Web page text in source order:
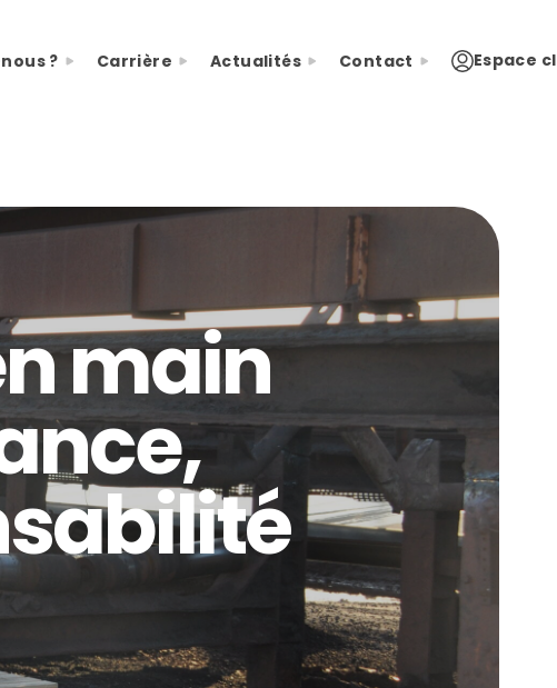
? Carrière Actualités Contact Espace
main